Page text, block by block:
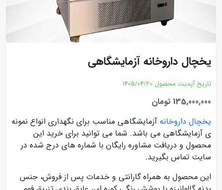
یخچال داروخانه آزمایشگاهی
تاریخ آپدیت محصول 1405/04/20
135,000,000 تومان
یخچال داروخانه آزمایشگاهی مناسب برای نگهداری انواع نمونه
ی آزمایشگاهی می باشد. شما می توانید برای خرید این
محصول و دریافت مشاوره رایگان با شماره های درج شده در
سایت تماس بگیرید.
این محصول به همراه گارانتی و خدمات پس از فروش، جنس